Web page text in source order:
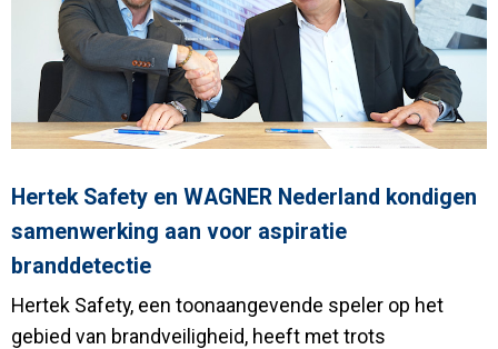
Hertek Safety en WAGNER Nederland kondigen
samenwerking aan voor aspiratie
branddetectie
Hertek Safety, een toonaangevende speler op het
gebied van brandveiligheid, heeft met trots